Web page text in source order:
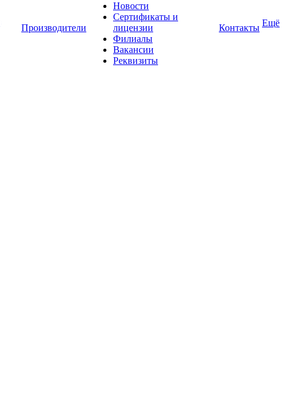
Производители
Новости
Сертификаты и
лицензии
Филиалы
Вакансии
Реквизиты
Контакты Ещё